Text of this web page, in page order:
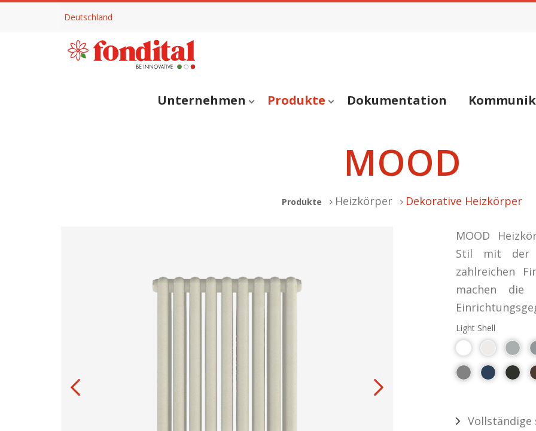
Deutschland
Unternehmen Produkte Dokumentation
MOOD
Produkte Heizkörper Dekorative Heizkörper
MOOD
Stil mit der
zahlreichen
machen die
Light Shell
Vollständige